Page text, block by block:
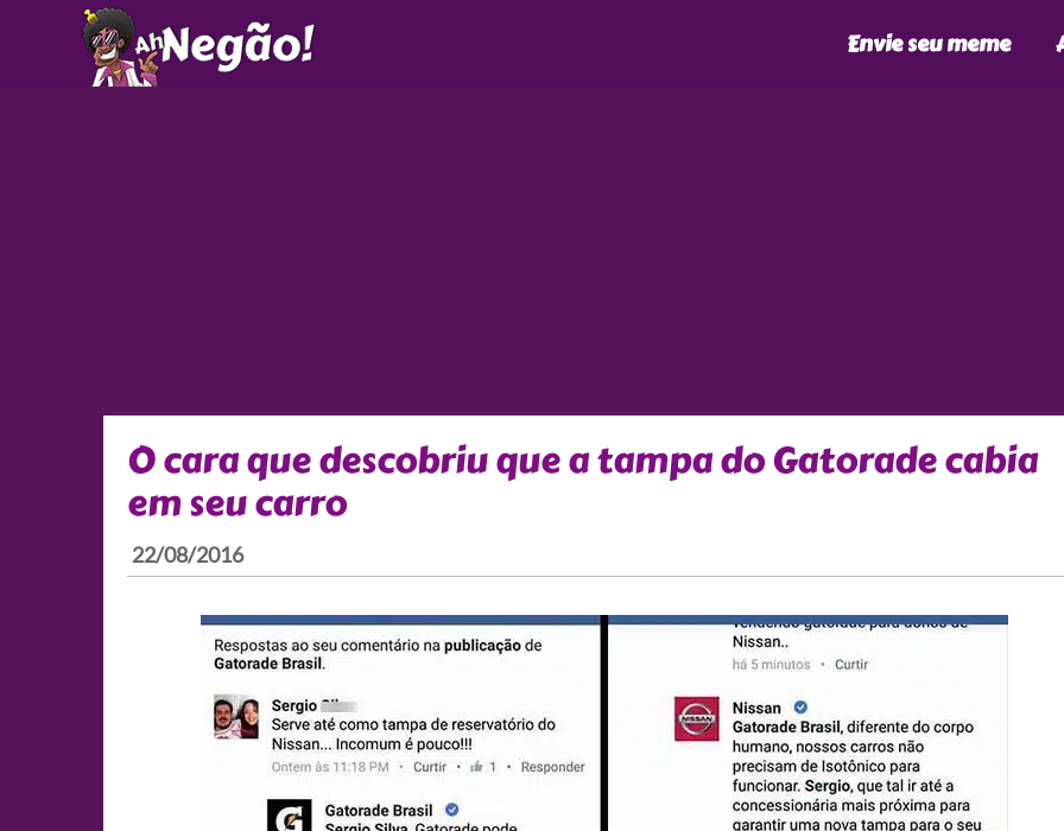
Envie seu meme
O cara que descobriu que a tampa do Gatorade cabia
em seu carro
22/08/2016